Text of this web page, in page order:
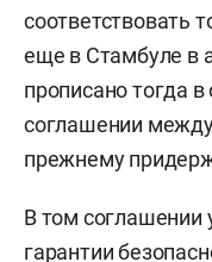
соответствовать
еще в Стамбуле в
прописано тогда
соглашении
прежнему
В том соглашении
гарантии